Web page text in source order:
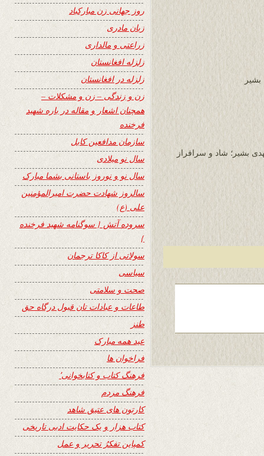
بشیر؛ شاد و سرافراز
روز جهانی زن مبارکباد
زبان مادری
زراعتی و مالداری
زلزله افغانستان
زلزله در افغانستان
زن و زندگی – زن و مشکلات –
همچنان اشعار و مقاله در باره شهید
فرخنده
سازمان مدافعین کابل
سال نو میلادی
سال نو و نوروز باستانی بشما مبارک
سالروز شهادت حضرت امیرالمؤمنین
علی (ع)
سروده آتش { سوگنامه شهید فرخنده
}
سولاتی از کاکا ترجمان
سیاسی
صحت و سلامتی
طاعات و عبادات تان قبول درگاه حق
طنز
عید همه مبارک
فراخوان ها
فرهنگ کتاب و کتابخوانی٬
فرهنگ مردم
کارتون های عتیق شاهد
کتاب هزار و یک حکایت ادبی تاریخی
کمپاین تفکرُ تحریر و عمل